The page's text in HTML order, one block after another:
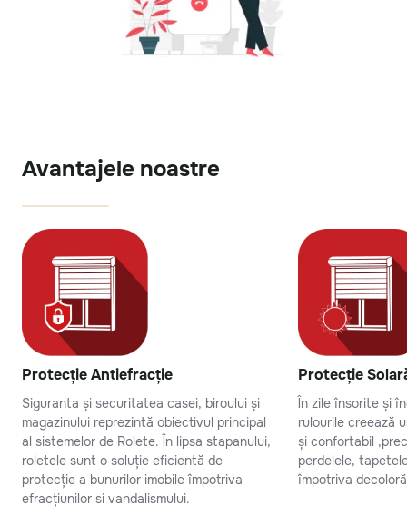
Avantajele noastre
Protecție Antiefracție
Siguranta și securitatea casei, biroului și
magazinului reprezintă obiectivul principal
al sistemelor de Rolete. În lipsa stapanului,
roletele sunt o soluție eficientă de
protecție a bunurilor imobile împotriva
efracțiunilor si vandalismului.
Protecție
În zile însorite și
rulourile creează
și confortabil
perdelele,
împotriva